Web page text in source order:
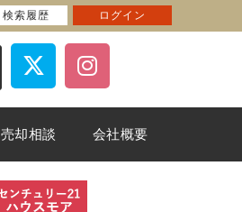
売却相談 会社概要
検索履歴 ログイン